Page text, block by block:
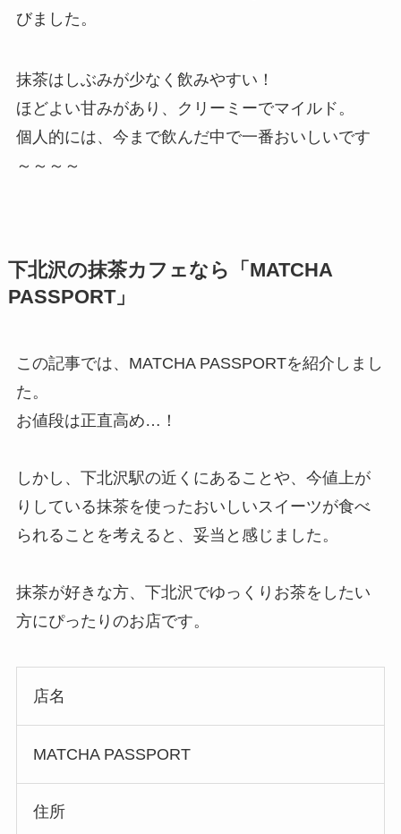
びました。
抹茶はしぶみが少なく飲みやすい！
ほどよい甘みがあり、クリーミーでマイルド。
個人的には、今まで飲んだ中で一番おいしいです
～～～～
下北沢の抹茶カフェなら「MATCHA
PASSPORT」
この記事では、MATCHA PASSPORTを紹介しまし
た。
お値段は正直高め…！
しかし、下北沢駅の近くにあることや、今値上が
りしている抹茶を使ったおいしいスイーツが食べ
られることを考えると、妥当と感じました。
抹茶が好きな方、下北沢でゆっくりお茶をしたい
方にぴったりのお店です。
店名
MATCHA PASSPORT
住所